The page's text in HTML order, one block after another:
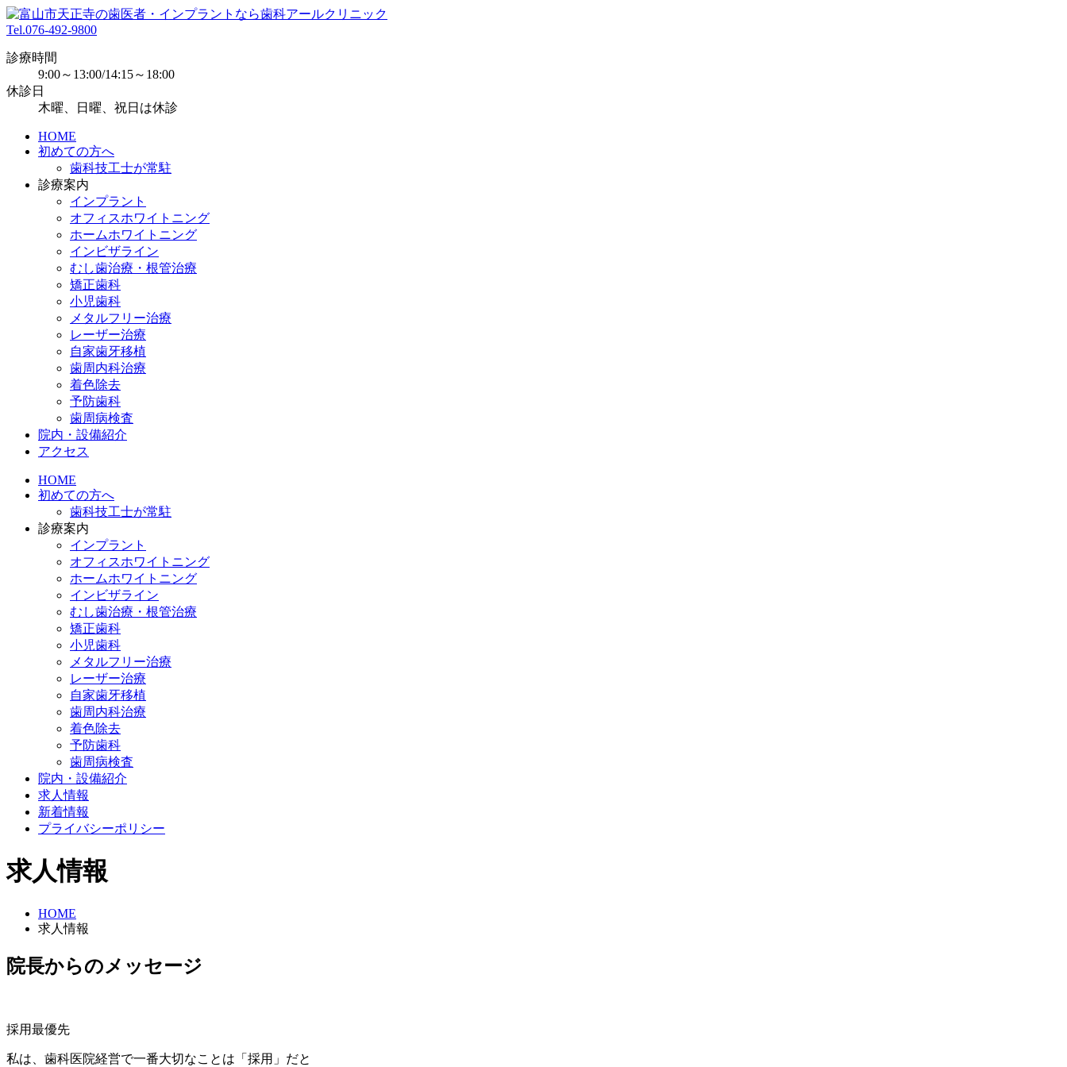
Tel.076-492-9800
診療時間
9:00～13:00/14:15～18:00
休診日
木曜、日曜、祝日は休診
HOME
初めての方へ
歯科技工士が常駐
診療案内
インプラント
オフィスホワイトニング
ホームホワイトニング
インビザライン
むし歯治療・根管治療
矯正歯科
小児歯科
メタルフリー治療
レーザー治療
自家歯牙移植
歯周内科治療
着色除去
予防歯科
歯周病検査
院内・設備紹介
アクセス
HOME
初めての方へ
歯科技工士が常駐
診療案内
インプラント
オフィスホワイトニング
ホームホワイトニング
インビザライン
むし歯治療・根管治療
矯正歯科
小児歯科
メタルフリー治療
レーザー治療
自家歯牙移植
歯周内科治療
着色除去
予防歯科
歯周病検査
院内・設備紹介
求人情報
新着情報
プライバシーポリシー
求人情報
HOME
求人情報
院長からのメッセージ
採用最優先
私は、歯科医院経営で一番大切なことは「採用」だと